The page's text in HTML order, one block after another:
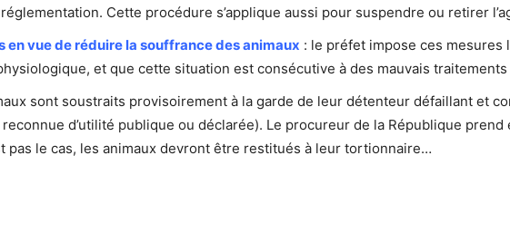
Cette procédure s’applique aussi pour suspendre ou retirer
en vue de réduire la souffrance des animaux : le préfet impose ces mesures
et que cette situation est consécutive à des mauvais
sont soustraits provisoirement à la garde de leur détenteur défaillant et
d’utilité publique ou déclarée). Le procureur de la République
pas le cas, les animaux devront être restitués à leur tortionnaire…